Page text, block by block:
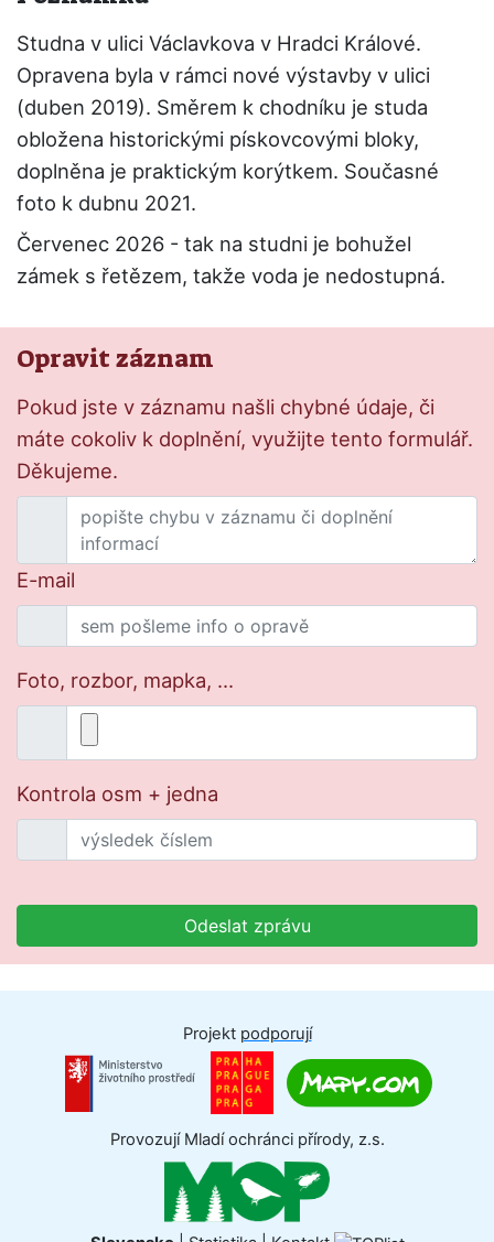
Studna v ulici Václavkova v Hradci Králové.
Opravena byla v rámci nové výstavby v ulici
(duben 2019). Směrem k chodníku je studa
obložena historickými pískovcovými bloky,
doplněna je praktickým korýtkem. Současné
foto k dubnu 2021.
Červenec 2026 - tak na studni je bohužel
zámek s řetězem, takže voda je nedostupná.
Opravit záznam
Pokud jste v záznamu našli chybné údaje, či
máte cokoliv k doplnění, využijte tento formulář.
Děkujeme.
E-mail
Foto, rozbor, mapka, ...
Kontrola osm + jedna
Odeslat zprávu
Projekt podporují
Provozují Mladí ochránci přírody, z.s.